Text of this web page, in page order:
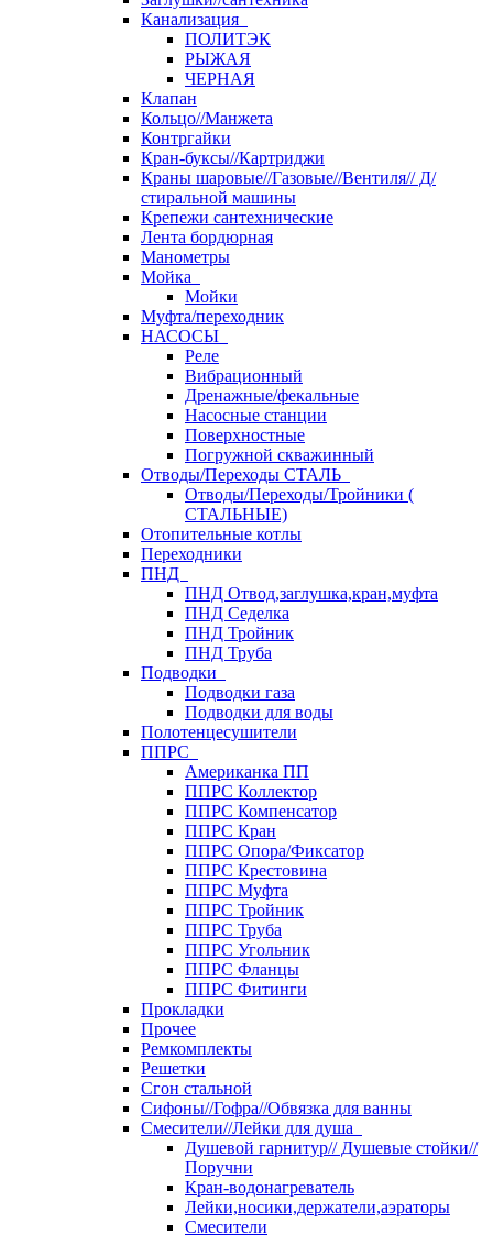
Канализация
ПОЛИТЭК
РЫЖАЯ
ЧЕРНАЯ
Клапан
Кольцо//Манжета
Контргайки
Кран-буксы//Картриджи
Краны шаровые//Газовые//Вентиля// Д/
стиральной машины
Крепежи сантехнические
Лента бордюрная
Манометры
Мойка
Мойки
Муфта/переходник
НАСОСЫ
Реле
Вибрационный
Дренажные/фекальные
Насосные станции
Поверхностные
Погружной скважинный
Отводы/Переходы СТАЛЬ
Отводы/Переходы/Тройники (
СТАЛЬНЫЕ)
Отопительные котлы
Переходники
ПНД
ПНД Отвод,заглушка,кран,муфта
ПНД Седелка
ПНД Тройник
ПНД Труба
Подводки
Подводки газа
Подводки для воды
Полотенцесушители
ППРС
Американка ПП
ППРС Коллектор
ППРС Компенсатор
ППРС Кран
ППРС Опора/Фиксатор
ППРС Крестовина
ППРС Муфта
ППРС Тройник
ППРС Труба
ППРС Угольник
ППРС Фланцы
ППРС Фитинги
Прокладки
Прочее
Ремкомплекты
Решетки
Сгон стальной
Сифоны//Гофра//Обвязка для ванны
Смесители//Лейки для душа
Душевой гарнитур// Душевые стойки//
Поручни
Кран-водонагреватель
Лейки,носики,держатели,аэраторы
Смесители